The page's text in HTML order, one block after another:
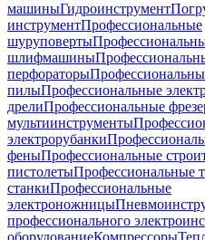
машиныГидроинструмент
инструментПрофессиональные
шуруповерты
шлифмашины
перфораторы
пилыПрофессиональные
дрелиПрофессиональные
мультиинструменты
электрорубанки
феныПрофессиональные
пистолетыПрофессиональные
станкиПрофессиональные
электроножницы
профессионального
оборудованиеКомпрессоры